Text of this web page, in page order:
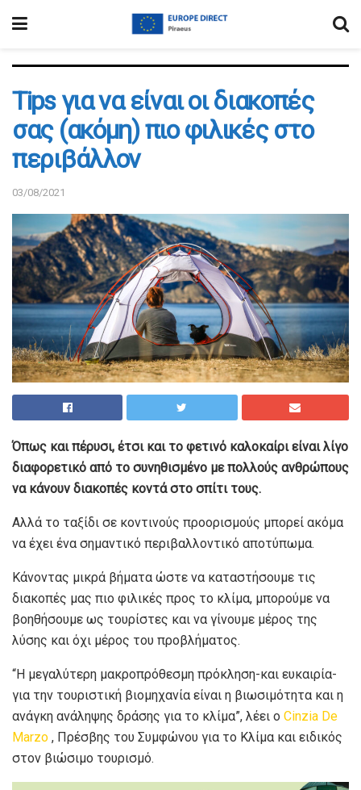
Tips για να είναι οι διακοπές
σας (ακόμη) πιο φιλικές στο
περιβάλλον
03/08/2021
Όπως και πέρυσι, έτσι και το φετινό καλοκαίρι είναι λίγο
διαφορετικό από το συνηθισμένο με πολλούς ανθρώπους
να κάνουν διακοπές κοντά στο σπίτι τους.
Αλλά το ταξίδι σε κοντινούς προορισμούς μπορεί ακόμα
να έχει ένα σημαντικό περιβαλλοντικό αποτύπωμα.
Κάνοντας μικρά βήματα ώστε να καταστήσουμε τις
διακοπές μας πιο φιλικές προς το κλίμα, μπορούμε να
βοηθήσουμε ως τουρίστες και να γίνουμε μέρος της
λύσης και όχι μέρος του προβλήματος.
“Η μεγαλύτερη μακροπρόθεσμη πρόκληση-και ευκαιρία-
για την τουριστική βιομηχανία είναι η βιωσιμότητα και η
ανάγκη ανάληψης δράσης για το κλίμα”, λέει ο Cinzia De
Marzo , Πρέσβης του Συμφώνου για το Κλίμα και ειδικός
στον βιώσιμο τουρισμό.